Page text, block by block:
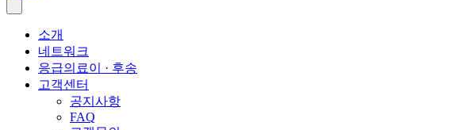
소개
네트워크
응급의료이 · 후송
고객센터
공지사항
FAQ